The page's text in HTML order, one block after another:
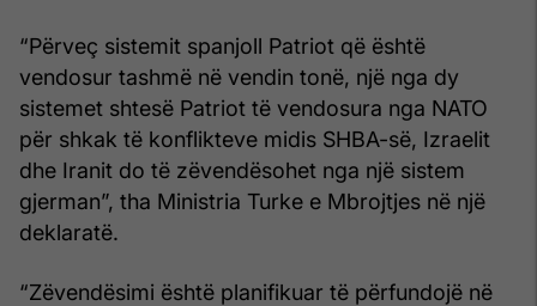
“Përveç sistemit spanjoll Patriot që është
vendosur tashmë në vendin tonë, një nga dy
sistemet shtesë Patriot të vendosura nga NATO
për shkak të konflikteve midis SHBA-së, Izraelit
dhe Iranit do të zëvendësohet nga një sistem
gjerman”, tha Ministria Turke e Mbrojtjes në një
deklaratë.
“Zëvendësimi është planifikuar të përfundojë në